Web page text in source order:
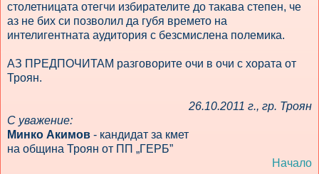
столетницата отегчи избирателите до такава степен, че
аз не бих си позволил да губя времето на
интелигентната аудитория с безсмислена полемика.
АЗ ПРЕДПОЧИТАМ разговорите очи в очи с хората от
Троян.
26.10.2011 г., гр. Троян
С уважение:
Минко Акимов - кандидат за кмет
на община Троян от ПП „ГЕРБ”
Начало